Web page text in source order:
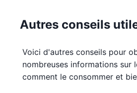
Autres conseils
Voici d'autres conseils pour
nombreuses informations sur
comment le consommer et